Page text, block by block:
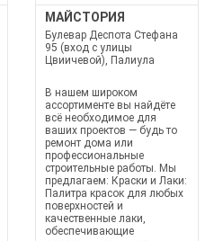
МАЙСТОРИЯ
Булевар Деспота Стефана
95 (вход с улицы
Цвиичевой), Палиула
В нашем широком
ассортименте вы найдёте
всё необходимое для
ваших проектов — будь то
ремонт дома или
профессиональные
строительные работы. Мы
предлагаем: Краски и Лаки:
Палитра красок для любых
поверхностей и
качественные лаки,
обеспечивающие